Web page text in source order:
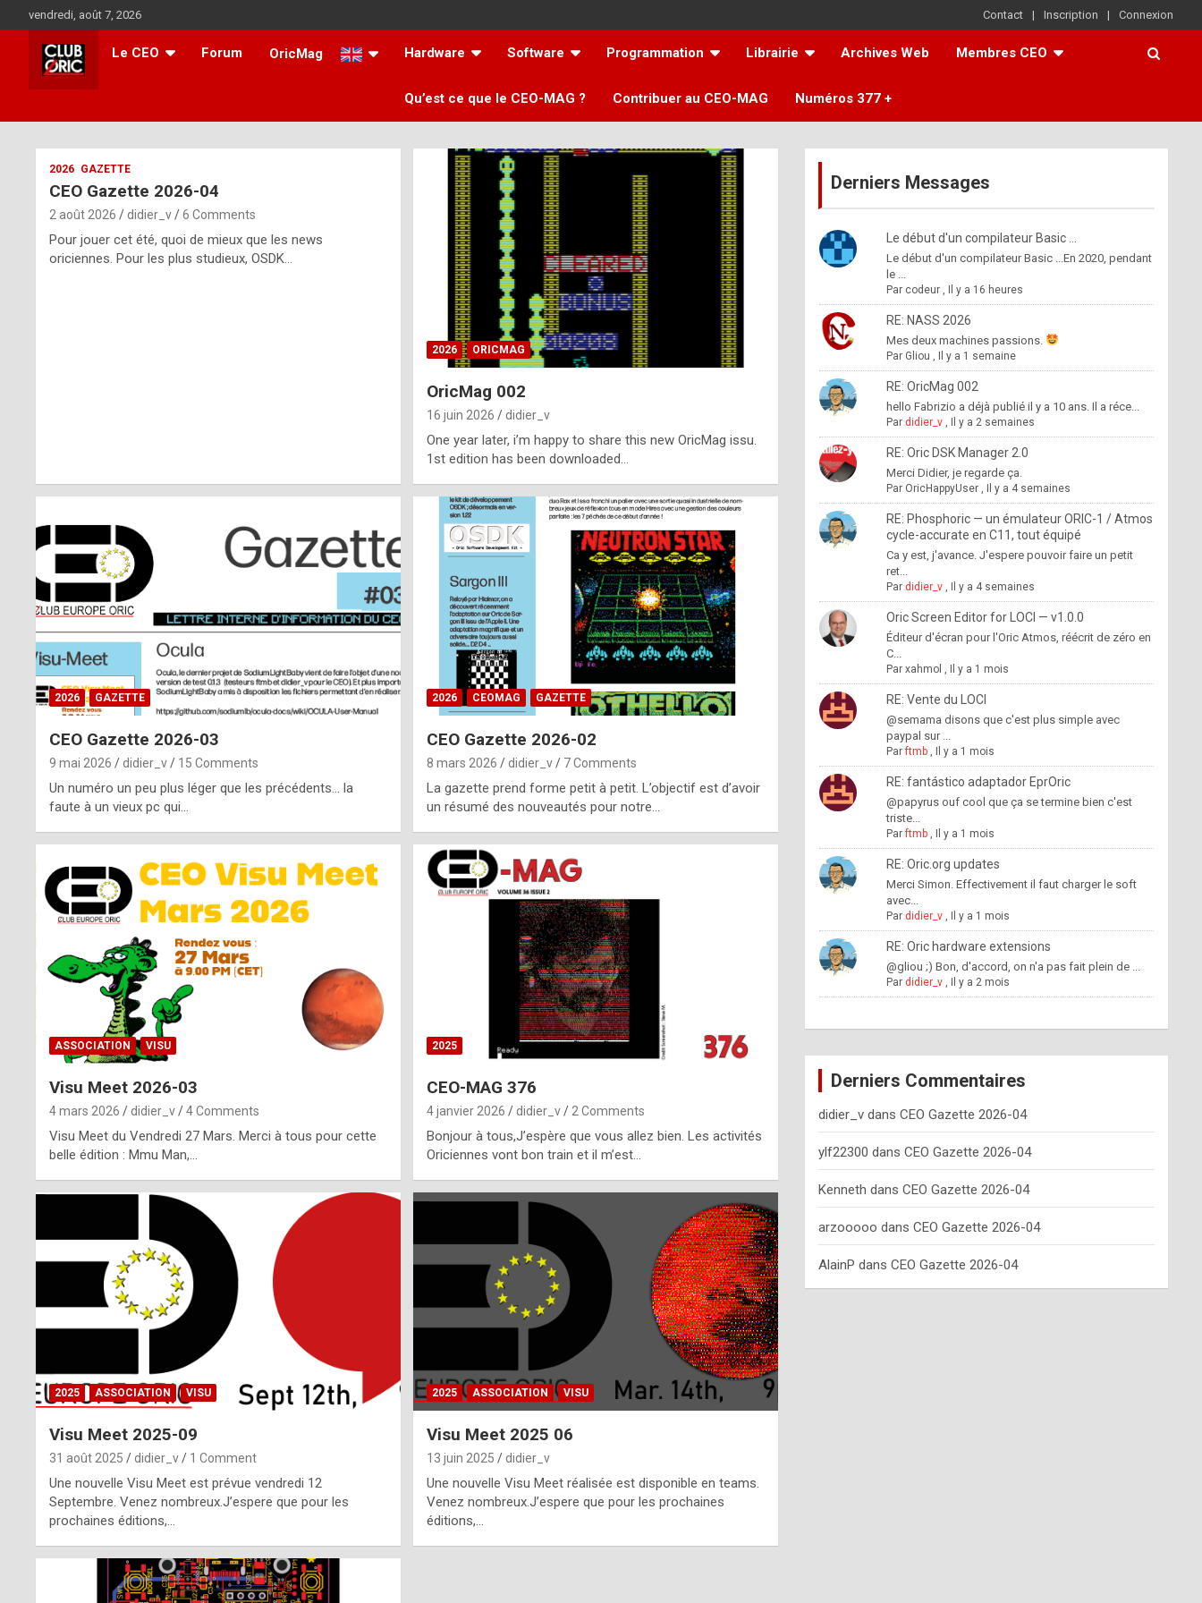
to
content
vendredi, août 7, 2026 Contact Inscription Connexion
Le CEO Forum OricMag Hardware Software Programmation Librairie Archives Web Membres CEO
Qu’est ce que le CEO-MAG ? Contribuer au CEO-MAG Numéros 377 +
ff
m
2026 GAZETTE
CEO Gazette 2026-04
2 août 2026 didier_v 6 Comments
Pour jouer cet été, quoi de mieux que les news
oriciennes. Pour les plus studieux, OSDK…
2026 ORICMAG
OricMag 002
16 juin 2026 didier_v
One year later, i’m happy to share this new OricMag issu.
1st edition has been downloaded…
2026 GAZETTE
CEO Gazette 2026-03
9 mai 2026 didier_v 15 Comments
Un numéro un peu plus léger que les précédents… la
faute à un vieux pc qui…
2026 CEOMAG GAZETTE
CEO Gazette 2026-02
8 mars 2026 didier_v 7 Comments
La gazette prend forme petit à petit. L’objectif est d’avoir
un résumé des nouveautés pour notre…
ASSOCIATION VISU
Visu Meet 2026-03
4 mars 2026 didier_v 4 Comments
Visu Meet du Vendredi 27 Mars. Merci à tous pour cette
belle édition : Mmu Man,…
2025
CEO-MAG 376
4 janvier 2026 didier_v 2 Comments
Bonjour à tous,J’espère que vous allez bien. Les activités
Oriciennes vont bon train et il m’est…
2025 ASSOCIATION VISU
Visu Meet 2025-09
31 août 2025 didier_v 1 Comment
Une nouvelle Visu Meet est prévue vendredi 12
Septembre. Venez nombreux.J’espere que pour les
prochaines éditions,…
2025 ASSOCIATION VISU
Visu Meet 2025 06
13 juin 2025 didier_v
Une nouvelle Visu Meet réalisée est disponible en teams.
Venez nombreux.J’espere que pour les prochaines
éditions,…
Derniers Messages
Le début d'un compilateur Basic ...
Le début d'un compilateur Basic ...En 2020, pendant
le ...
Par codeur, Il y a 16 heures
RE: NASS 2026
Mes deux machines passions.
Par Gliou , Il y a 1 semaine
RE: OricMag 002
hello Fabrizio a déjà publié il y a 10 ans. Il a réce...
Par didier_v, Il y a 2 semaines
RE: Oric DSK Manager 2.0
Merci Didier, je regarde ça.
Par OricHappyUser, Il y a 4 semaines
RE: Phosphoric — un émulateur ORIC-1 / Atmos
cycle-accurate en C11, tout équipé
Ca y est, j'avance. J'espere pouvoir faire un petit
ret...
Par didier_v, Il y a 4 semaines
Oric Screen Editor for LOCI — v1.0.0
Éditeur d'écran pour l'Oric Atmos, réécrit de zéro en
C...
Par xahmol , Il y a 1 mois
RE: Vente du LOCI
@semama disons que c'est plus simple avec
paypal sur ...
Parftmb, Il y a 1 mois
RE: fantástico adaptador EprOric
@papyrus ouf cool que ça se termine bien c'est
triste...
Parftmb, Il y a 1 mois
RE: Oric.org updates
Merci Simon. Effectivement il faut charger le soft
avec...
Par didier_v, Il y a 1 mois
RE: Oric hardware extensions
@gliou ;) Bon, d'accord, on n'a pas fait plein de ...
Par didier_v, Il y a 2 mois
Derniers Commentaires
didier_vdans CEO Gazette 2026-04
ylf22300 dans CEO Gazette 2026-04
Kenneth dans CEO Gazette 2026-04
arzooooo dans CEO Gazette 2026-04
AlainP dans CEO Gazette 2026-04